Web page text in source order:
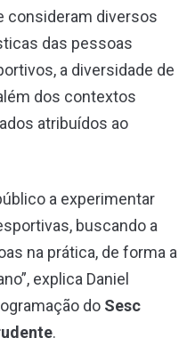
consideram diversos
das pessoas
a diversidade de
dos contextos
atribuídos ao
a experimentar
buscando a
na prática, de forma a
explica Daniel
do Sesc
.